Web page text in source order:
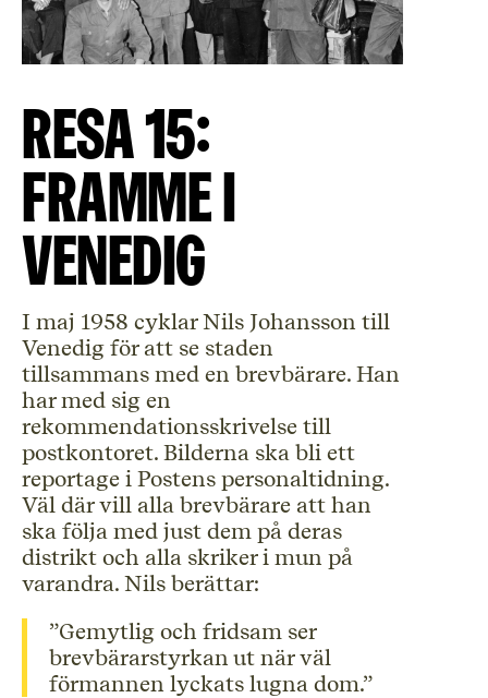
Resa 15:
Framme i
Venedig
I maj 1958 cyklar Nils Johansson till
Venedig för att se staden
tillsammans med en brevbärare. Han
har med sig en
rekommendationsskrivelse till
postkontoret. Bilderna ska bli ett
reportage i Postens personaltidning.
Väl där vill alla brevbärare att han
ska följa med just dem på deras
distrikt och alla skriker i mun på
varandra. Nils berättar:
”Gemytlig och fridsam ser
brevbärarstyrkan ut när väl
förmannen lyckats lugna dom.”